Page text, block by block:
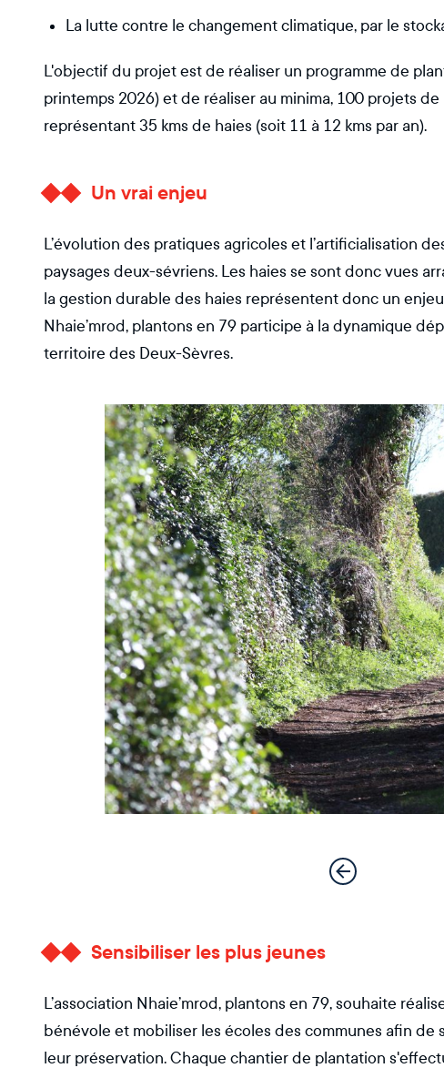
La lutte contre le changement climatique, par le
L'objectif du projet est de réaliser un programme de
printemps 2026) et de réaliser au minima, 100 projets
représentant 35 kms de haies (soit 11 à 12 kms par an).
Un vrai enjeu
L’évolution des pratiques agricoles et l’artificialisation
paysages deux-sévriens. Les haies se sont donc vues
la gestion durable des haies représentent donc un
Nhaie’mrod, plantons en 79 participe à la dynamique
territoire des Deux-Sèvres.
Sensibiliser les plus jeunes
L’association Nhaie’mrod, plantons en 79, souhaite
bénévole et mobiliser les écoles des communes afin de
leur préservation. Chaque chantier de plantation